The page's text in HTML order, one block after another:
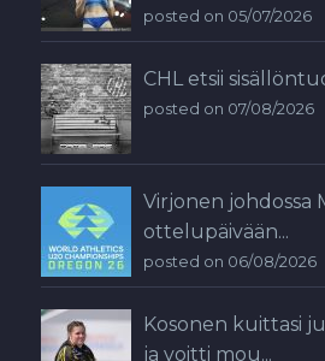
posted on 05/07/2026
CHL etsii
posted on 07/08/2026
Virjonen johdossa
ottelupäivään...
posted on 06/08/2026
Kosonen kuittasi
ja voitti mou...